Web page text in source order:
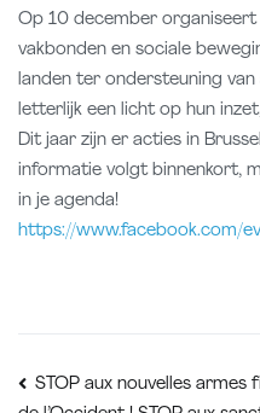
Op 10 december
vakbonden en sociale
landen ter ondersteuning
letterlijk een licht op hun
Dit jaar zijn er acties in
informatie volgt binnenkort,
in je agenda!
https://www.facebook.com/
Bericht
STOP aux nouvelles armes